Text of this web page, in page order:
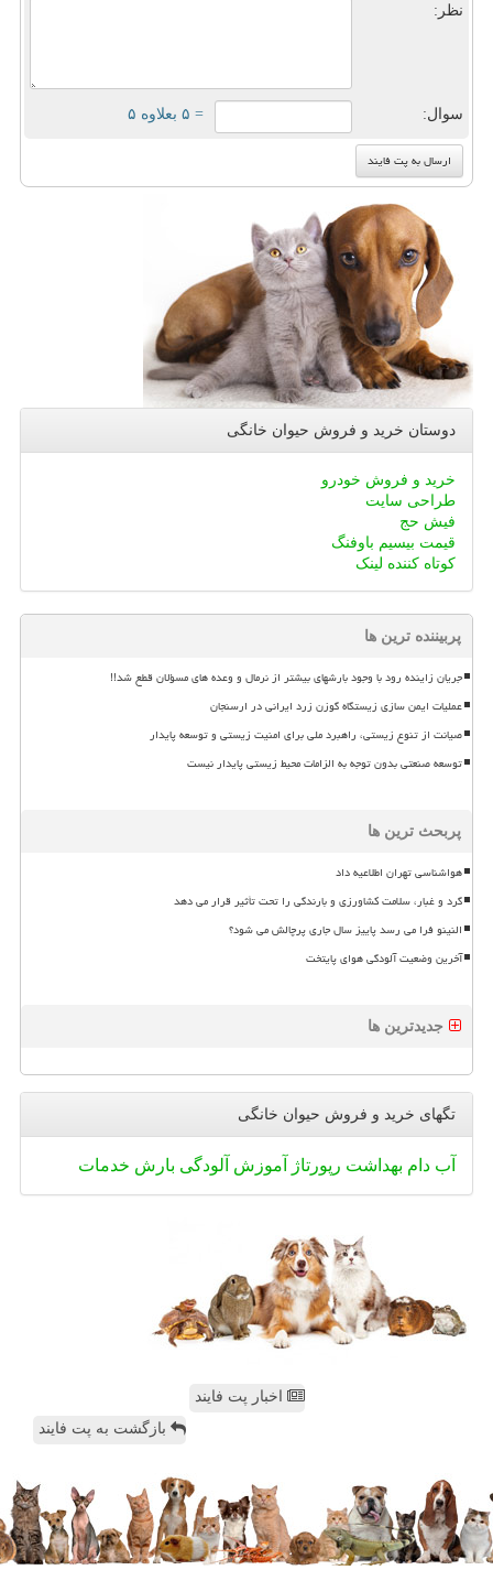
نظر:
سوال: = ۵ بعلاوه ۵
دوستان خرید و فروش حیوان خانگی
خرید و فروش خودرو
طراحی سایت
فیش حج
قیمت بیسیم باوفنگ
کوتاه کننده لینک
پربیننده ترین ها
جریان زاینده رود با وجود بارشهای بیشتر از نرمال و وعده های مسؤلان قطع شد!!
عملیات ایمن سازی زیستگاه گوزن زرد ایرانی در ارسنجان
صیانت از تنوع زیستی، راهبرد ملی برای امنیت زیستی و توسعه پایدار
توسعه صنعتی بدون توجه به الزامات محیط زیستی پایدار نیست
پربحث ترین ها
هواشناسی تهران اطلاعیه داد
گرد و غبار، سلامت کشاورزی و بارندگی را تحت تأثیر قرار می دهد
النینو فرا می رسد پاییز سال جاری پرچالش می شود؟
آخرین وضعیت آلودگی هوای پایتخت
جدیدترین ها
تگهای خرید و فروش حیوان خانگی
آب دام بهداشت رپورتاژ آموزش آلودگی بارش خدمات
اخبار پت فایند
بازگشت به پت فایند